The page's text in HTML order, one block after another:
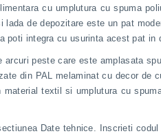
cu umplutura cu spuma
de depozitare este un pat
integra cu usurinta acest pat in
peste care este amplasata
din PAL melaminat cu decor de
textil si umplutura cu
Date tehnice. Inscrieti